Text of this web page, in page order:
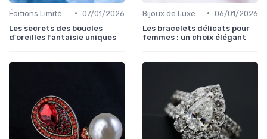
• 07/01/2026
Les secrets des boucles
d'oreilles fantaisie uniques
• 06/01/2026
Les bracelets délicats pour
femmes : un choix élégant